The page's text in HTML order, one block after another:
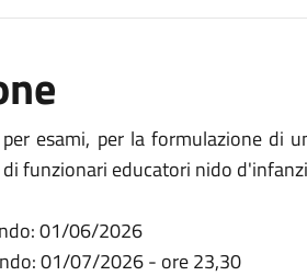
per esami, per la formulazione di
funzionari educatori nido
01/06/2026
01/07/2026 - ore 23,30